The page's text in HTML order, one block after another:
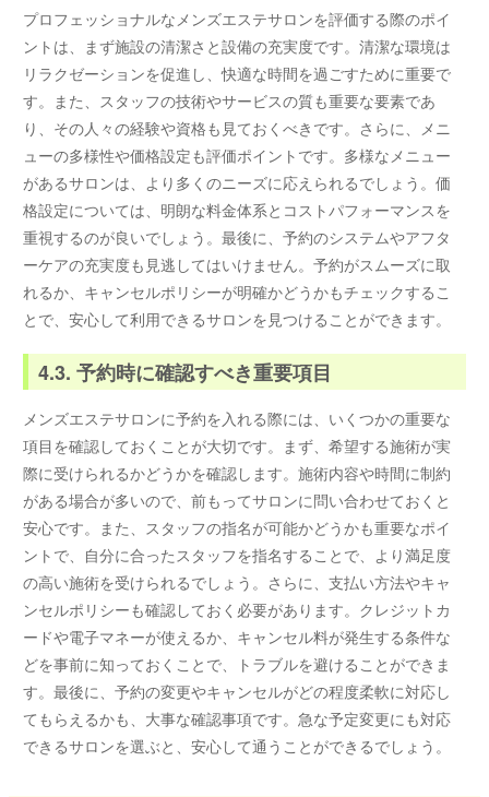
プロフェッショナルなメンズエステサロンを評価する際のポイ
ントは、まず施設の清潔さと設備の充実度です。清潔な環境は
リラクゼーションを促進し、快適な時間を過ごすために重要で
す。また、スタッフの技術やサービスの質も重要な要素であ
り、その人々の経験や資格も見ておくべきです。さらに、メニ
ューの多様性や価格設定も評価ポイントです。多様なメニュー
があるサロンは、より多くのニーズに応えられるでしょう。価
格設定については、明朗な料金体系とコストパフォーマンスを
重視するのが良いでしょう。最後に、予約のシステムやアフタ
ーケアの充実度も見逃してはいけません。予約がスムーズに取
れるか、キャンセルポリシーが明確かどうかもチェックするこ
とで、安心して利用できるサロンを見つけることができます。
4.3. 予約時に確認すべき重要項目
メンズエステサロンに予約を入れる際には、いくつかの重要な
項目を確認しておくことが大切です。まず、希望する施術が実
際に受けられるかどうかを確認します。施術内容や時間に制約
がある場合が多いので、前もってサロンに問い合わせておくと
安心です。また、スタッフの指名が可能かどうかも重要なポイ
ントで、自分に合ったスタッフを指名することで、より満足度
の高い施術を受けられるでしょう。さらに、支払い方法やキャ
ンセルポリシーも確認しておく必要があります。クレジットカ
ードや電子マネーが使えるか、キャンセル料が発生する条件な
どを事前に知っておくことで、トラブルを避けることができま
す。最後に、予約の変更やキャンセルがどの程度柔軟に対応し
てもらえるかも、大事な確認事項です。急な予定変更にも対応
できるサロンを選ぶと、安心して通うことができるでしょう。